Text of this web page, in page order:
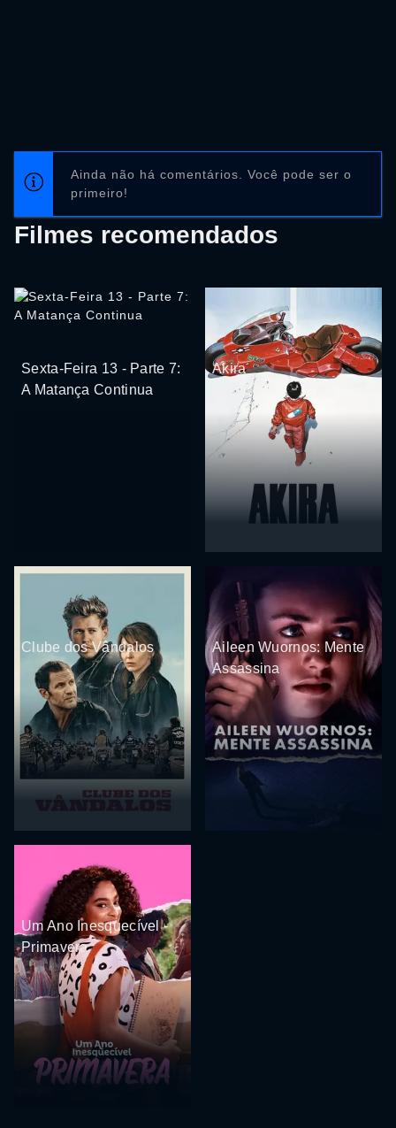
Ainda não há comentários. Você pode ser o
primeiro!
Filmes recomendados
Sexta-Feira 13 - Parte 7:
A Matança Continua
Akira
Clube dos Vândalos
Aileen Wuornos: Mente
Assassina
Um Ano Inesquecível -
Primavera